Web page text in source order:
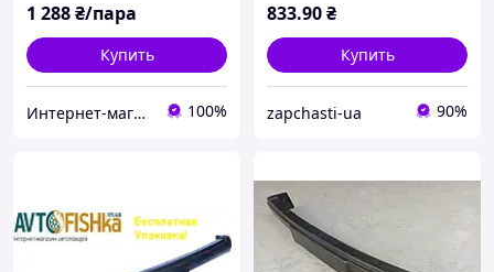
1 288₴/пара
Купить
Интернет-магазин "PlastikCar" 100%
833.90₴
Купить
zapchasti-ua 90%